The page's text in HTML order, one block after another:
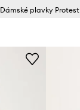
Dámské plavky Protest